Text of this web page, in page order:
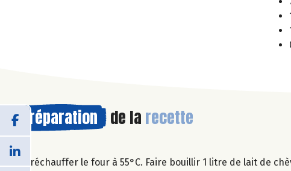
Préparation de la recette
Préchauffer le four à 55°C. Faire bouillir 1 litre de lait de